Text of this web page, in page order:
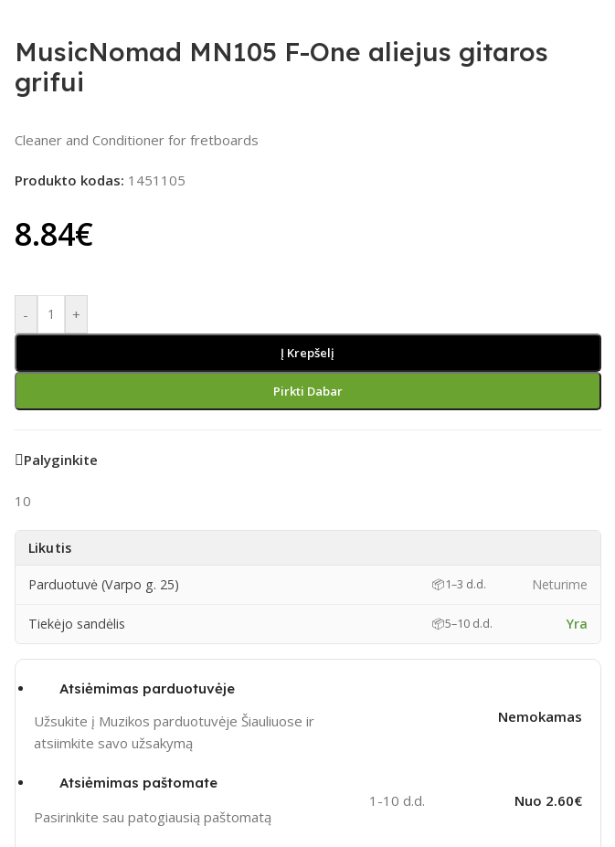
MusicNomad MN105 F-One aliejus gitaros
grifui
Cleaner and Conditioner for fretboards
Produkto kodas: 1451105
8.84€
- +
Į Krepšelį
Pirkti Dabar
Palyginkite
10
Likutis
Parduotuvė (Varpo g. 25) 📦1–3 d.d. Neturime
Tiekėjo sandėlis 📦5–10 d.d. Yra
Atsiėmimas parduotuvėje
Užsukite į Muzikos parduotuvėje Šiauliuose ir
atsiimkite savo užsakymą
Nemokamas
Atsiėmimas paštomate
Pasirinkite sau patogiausią paštomatą
1-10 d.d. Nuo 2.60€